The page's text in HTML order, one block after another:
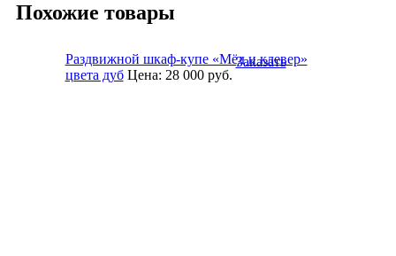
Похожие товары
Раздвижной шкаф-купе «Мёд и клевер»
цвета дуб Цена: 28 000руб.
Заказать